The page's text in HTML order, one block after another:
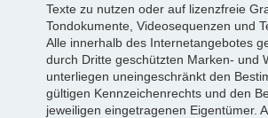
Texte zu nutzen oder auf lizenzfreie
Tondokumente, Videosequenzen und
Alle innerhalb des Internetangebotes
durch Dritte geschützten Marken- und
unterliegen uneingeschränkt den
gültigen Kennzeichenrechts und den
jeweiligen eingetragenen Eigentümer.